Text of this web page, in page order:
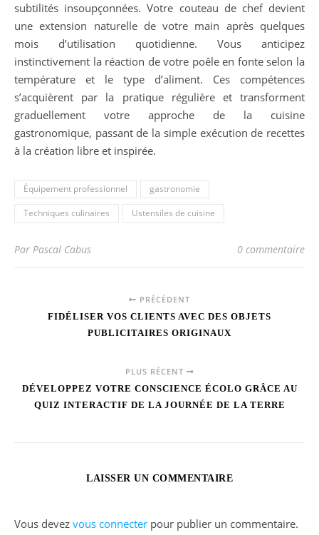
subtilités insoupçonnées. Votre couteau de chef devient
une extension naturelle de votre main après quelques
mois d’utilisation quotidienne. Vous anticipez
instinctivement la réaction de votre poêle en fonte selon la
température et le type d’aliment. Ces compétences
s’acquièrent par la pratique régulière et transforment
graduellement votre approche de la cuisine
gastronomique, passant de la simple exécution de recettes
à la création libre et inspirée.
Équipement professionnel
gastronomie
Techniques culinaires
Ustensiles de cuisine
Par Pascal Cabus 0 commentaire
PRÉCÉDENT
FIDÉLISER VOS CLIENTS AVEC DES OBJETS
PUBLICITAIRES ORIGINAUX
PLUS RÉCENT
DÉVELOPPEZ VOTRE CONSCIENCE ÉCOLO GRÂCE AU
QUIZ INTERACTIF DE LA JOURNÉE DE LA TERRE
LAISSER UN COMMENTAIRE
Vous devez vous connecter pour publier un commentaire.